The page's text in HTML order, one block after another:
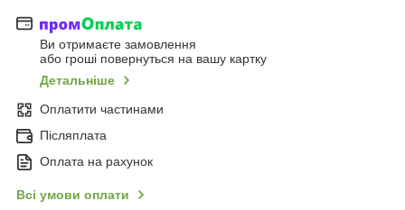
Ви отримаєте замовлення
або гроші повернуться на вашу картку
Детальніше
Оплатити частинами
Післяплата
Оплата на рахунок
Всі умови оплати